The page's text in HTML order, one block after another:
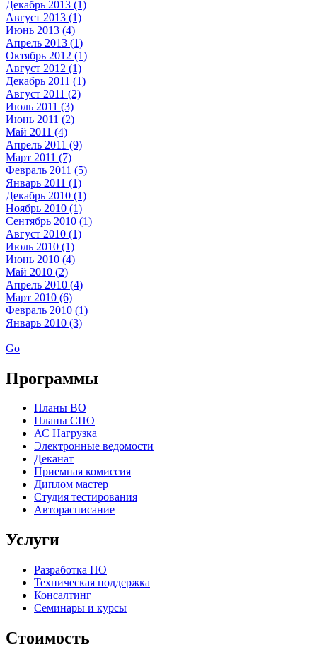
Декабрь 2013 (1)
Август 2013 (1)
Июнь 2013 (4)
Апрель 2013 (1)
Октябрь 2012 (1)
Август 2012 (1)
Декабрь 2011 (1)
Август 2011 (2)
Июль 2011 (3)
Июнь 2011 (2)
Май 2011 (4)
Апрель 2011 (9)
Март 2011 (7)
Февраль 2011 (5)
Январь 2011 (1)
Декабрь 2010 (1)
Ноябрь 2010 (1)
Сентябрь 2010 (1)
Август 2010 (1)
Июль 2010 (1)
Июнь 2010 (4)
Май 2010 (2)
Апрель 2010 (4)
Март 2010 (6)
Февраль 2010 (1)
Январь 2010 (3)
Go
Программы
Планы ВО
Планы СПО
АС Нагрузка
Электронные ведомости
Деканат
Приемная комиссия
Диплом мастер
Студия тестирования
Авторасписание
Услуги
Разработка ПО
Техническая поддержка
Консалтинг
Семинары и курсы
Стоимость